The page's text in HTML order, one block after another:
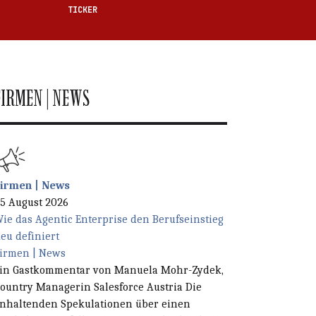
TICKER
Feld.
| NEWS
| News
August 2026
das Agentic Enterprise den Berufseinstieg
definiert
| News
Gastkommentar von Manuela Mohr-Zydek,
Managerin Salesforce Austria Die
Spekulationen über einen